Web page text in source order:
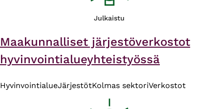
Julkaistu
Maakunnalliset järjestöverkostot
hyvinvointialueyhteistyössä
HyvinvointialueJärjestötKolmas sektoriVerkostot